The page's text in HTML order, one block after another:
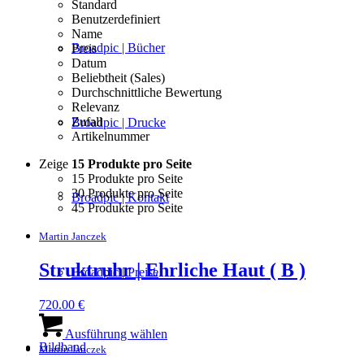
Broadpic | Bücher
Broadpic | Drucke
Broadpic | Kontakt
Broadpic | Preise
Bildband
Standard
Benutzerdefiniert
Name
Preis
Datum
Beliebtheit (Sales)
Durchschnittliche Bewertung
Relevanz
Zufall
Artikelnummer
Zeige 15 Produkte pro Seite
15 Produkte pro Seite
30 Produkte pro Seite
45 Produkte pro Seite
Martin Janczek
Struktruhr | Ehrliche Haut ( B )
720.00 €
Ausführung wählen
Martin Janczek